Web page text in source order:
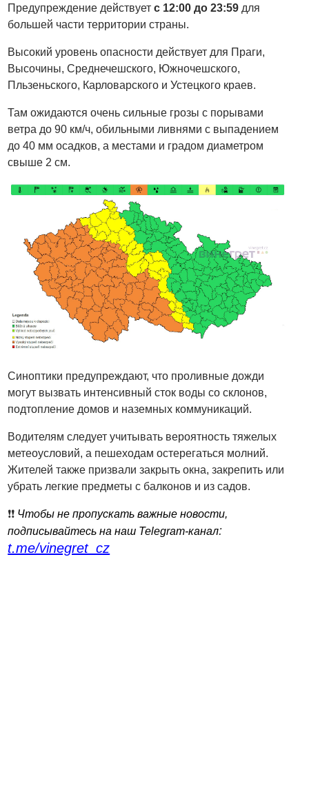
Предупреждение действуетс 12:00 до 23:59 для
большей части территории страны.
Высокий уровень опасности действует для Праги,
Высочины, Среднечешского, Южночешского,
Пльзеньского, Карловарского и Устецкого краев.
Там ожидаются очень сильные грозы с порывами
ветра до 90 км/ч, обильными ливнями с выпадением
до 40 мм осадков, а местами и градом диаметром
свыше 2 см.
Синоптики предупреждают, что проливные дожди
могут вызвать интенсивный сток воды со склонов,
подтопление домов и наземных коммуникаций.
Водителям следует учитывать вероятность тяжелых
метеоусловий, а пешеходам остерегаться молний.
Жителей также призвали закрыть окна, закрепить или
убрать легкие предметы с балконов и из садов.
❗️❗️ Чтобы не пропускать важные новости,
подписывайтесь на наш Telegram-канал:
t.me/vinegret_cz